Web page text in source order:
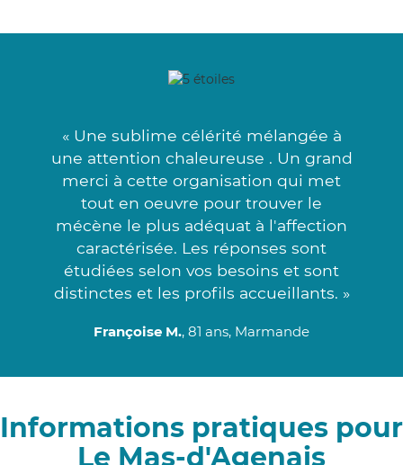
« Une sublime célérité mélangée à
une attention chaleureuse . Un grand
merci à cette organisation qui met
tout en oeuvre pour trouver le
mécène le plus adéquat à l'affection
caractérisée. Les réponses sont
étudiées selon vos besoins et sont
distinctes et les profils accueillants. »
Françoise M., 81 ans, Marmande
Informations pratiques pour
Le Mas-d'Agenais